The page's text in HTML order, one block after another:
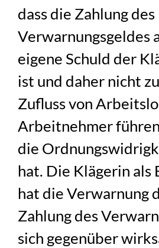
dass die Zahlung des
Verwarnungsgeldes
eigene Schuld der
ist und daher nicht
Zufluss von
Arbeitnehmer
die
hat. Die Klägerin als
hat die Verwarnung
Zahlung des
sich gegenüber